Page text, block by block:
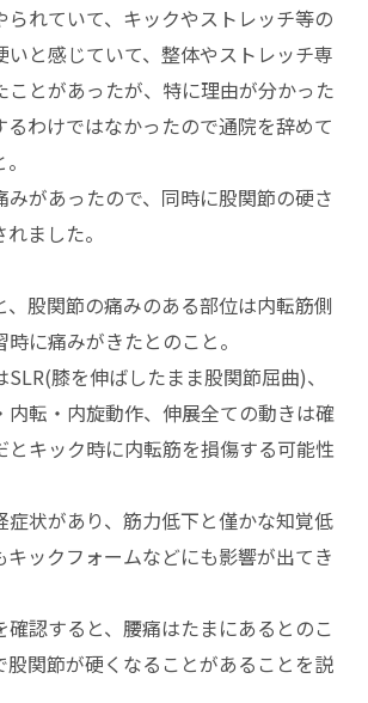
られていて、キックやストレッチ等の
いと感じていて、整体やストレッチ専
ことがあったが、特に理由が分かった
るわけではなかったので通院を辞めて
みがあったので、同時に股関節の硬さ
ました。
、股関節の痛みのある部位は内転筋側
に痛みがきたとのこと。
膝を伸ばしたまま股関節屈曲)、
内転・内旋動作、伸展全ての動きは確
とキック時に内転筋を損傷する可能性
症状があり、筋力低下と僅かな知覚低
キックフォームなどにも影響が出てき
確認すると、腰痛はたまにあるとのこ
股関節が硬くなることがあることを説